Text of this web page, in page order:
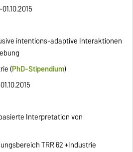
intentions-adaptive Interaktionen
(PhD-Stipendium)
Interpretation von
TRR 62 +Industrie